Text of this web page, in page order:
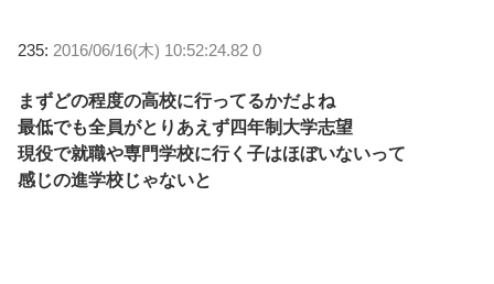
235: 2016/06/16(木) 10:52:24.82 0
まずどの程度の高校に行ってるかだよね
最低でも全員がとりあえず四年制大学志望
現役で就職や専門学校に行く子はほぼいないって
感じの進学校じゃないと